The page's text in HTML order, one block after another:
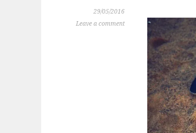
29/05/2016
Leave a comment